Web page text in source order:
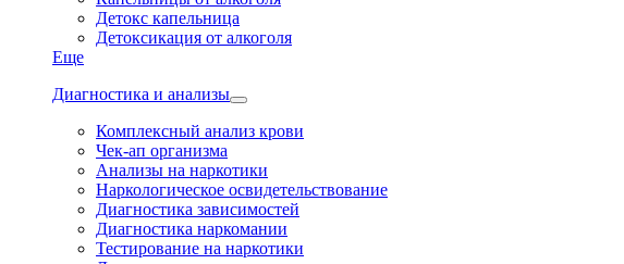
Детокс капельница
Детоксикация от алкоголя
Еще
Диагностика и анализы
Комплексный анализ крови
Чек-ап организма
Анализы на наркотики
Наркологическое освидетельствование
Диагностика зависимостей
Диагностика наркомании
Тестирование на наркотики